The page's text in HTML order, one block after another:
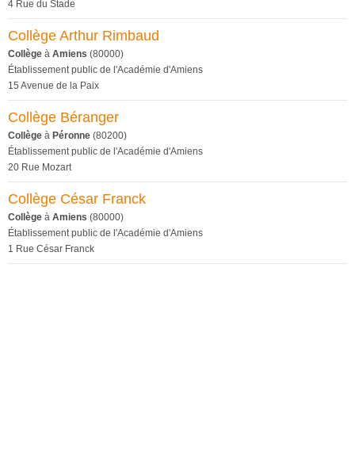
4 Rue du Stade
Collège Arthur Rimbaud
Collège à Amiens (80000)
Établissement public de l'Académie d'Amiens
15 Avenue de la Paix
Collège Béranger
Collège à Péronne (80200)
Établissement public de l'Académie d'Amiens
20 Rue Mozart
Collège César Franck
Collège à Amiens (80000)
Établissement public de l'Académie d'Amiens
1 Rue César Franck